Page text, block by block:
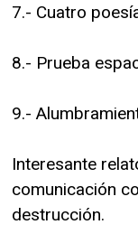
7.- Cuatro
8.- Prueba
9.-
Interesante
comunicación
destrucción.